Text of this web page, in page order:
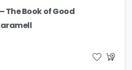
The Book of Good